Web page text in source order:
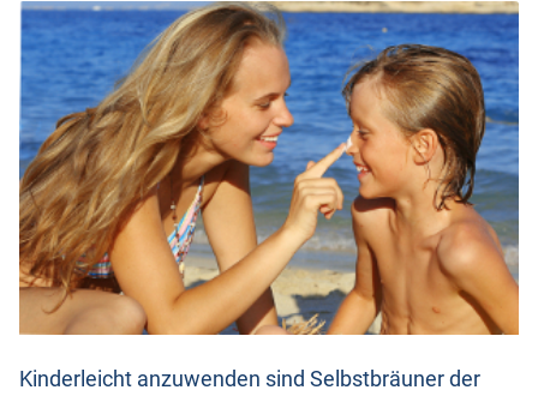
Kinderleicht anzuwenden sind Selbstbräuner der